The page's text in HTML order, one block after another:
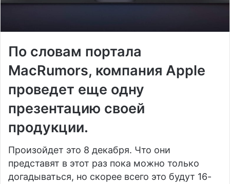
По словам портала
MacRumors, компания Apple
проведет еще одну
презентацию своей
продукции.
Произойдет это 8 декабря. Что они
представят в этот раз пока можно только
догадываться, но скорее всего это будут 16-